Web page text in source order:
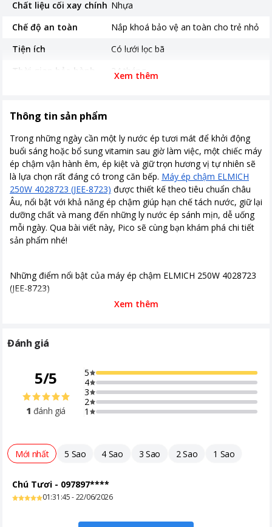
Chất liệu cối xay chính Nhựa
Chế độ an toàn
Nắp khoá bảo vệ an toàn cho trẻ nhỏ
Tiện ích
Có lưới lọc bã
Thời gian bảo hành
24 tháng
Kích thước, khối lượng
Khoảng giá
Từ 2 - 5 triệu
Xem thêm
Thông tin sản phẩm
Trong những ngày cần một ly nước ép tươi mát để khởi động
buổi sáng hoặc bổ sung vitamin sau giờ làm việc, một chiếc máy
ép chậm vận hành êm, ép kiệt và giữ trọn hương vị tự nhiên sẽ
là lựa chọn rất đáng có trong căn bếp. Máy ép chậm ELMICH
250W 4028723 (JEE-8723) được thiết kế theo tiêu chuẩn châu
Âu, nổi bật với khả năng ép chậm giúp hạn chế tách nước, giữ lại
dưỡng chất và mang đến những ly nước ép sánh mịn, dễ uống
mỗi ngày. Qua bài viết này, Pico sẽ cùng bạn khám phá chi tiết
sản phẩm nhé!
Những điểm nổi bật của máy ép chậm ELMICH 250W 4028723
(JEE-8723)
Máy ép chậm ELMICH JEE-8723 sở hữu thiết kế đứng gọn, kiểu
Nhờ kích thước hợp lý, máy dễ dàng bố trí trên bàn bếp mà
không chiếm nhiều diện tích, phù hợp với cả căn hộ nhỏ hoặc
không gian bếp hiện đại.
Các bộ phận được thiết kế tháo lắp linh hoạt, giúp người dùng
ép.
*Hình ảnh chỉ mang tính chất minh họa
Xem thêm
Đánh giá
5/5
1 đánh giá
5
4
3
2
1
Mới nhất 5 Sao 4 Sao 3 Sao 2 Sao 1 Sao
Chú Tươi - 097897****
01:31:45 - 22/06/2026